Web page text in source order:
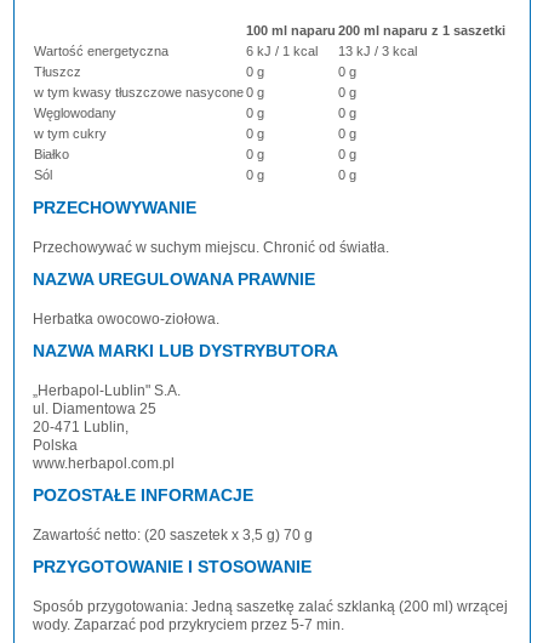
100 ml naparu 200 ml naparu z 1 saszetki
Wartość energetyczna
6 kJ / 1 kcal
13 kJ / 3 kcal
Tłuszcz
0 g
0 g
w tym kwasy tłuszczowe nasycone 0 g
0 g
Węglowodany
0 g
0 g
w tym cukry
0 g
0 g
Białko
0 g
0 g
Sól
0 g 0 g
PRZECHOWYWANIE
Przechowywać w suchym miejscu. Chronić od światła.
NAZWA UREGULOWANA PRAWNIE
Herbatka owocowo-ziołowa.
NAZWA MARKI LUB DYSTRYBUTORA
„Herbapol-Lublin" S.A.
ul. Diamentowa 25
20-471 Lublin,
Polska
www.herbapol.com.pl
POZOSTAŁE INFORMACJE
Zawartość netto: (20 saszetek x 3,5 g) 70 g
PRZYGOTOWANIE I STOSOWANIE
Sposób przygotowania: Jedną saszetkę zalać szklanką (200 ml) wrzącej
wody. Zaparzać pod przykryciem przez 5-7 min.